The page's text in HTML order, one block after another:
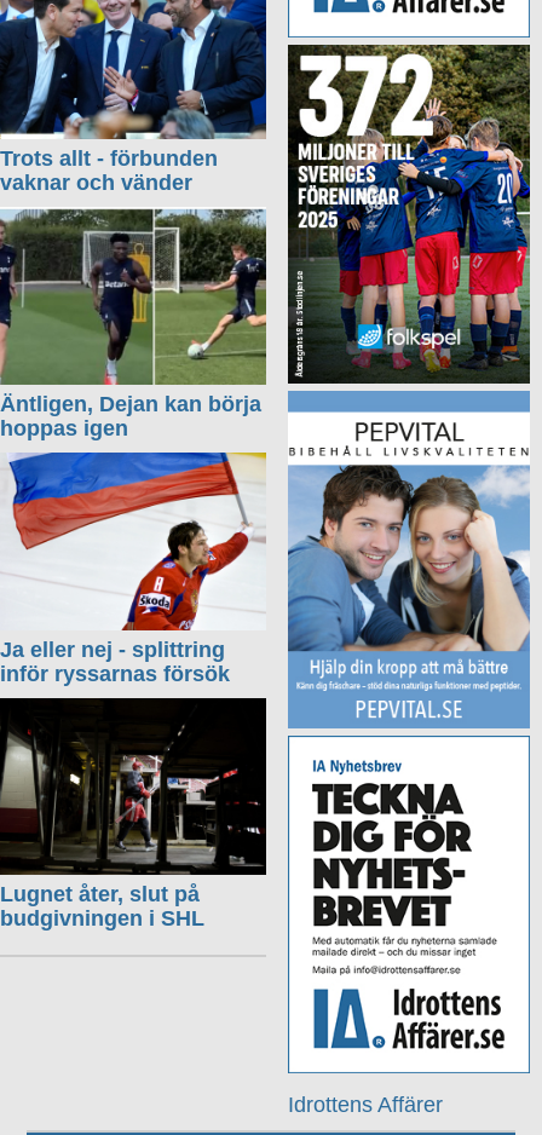
Idrottens Affärer
Trots allt - förbunden
vaknar och vänder
Äntligen, Dejan kan börja
hoppas igen
Ja eller nej - splittring
inför ryssarnas försök
Lugnet åter, slut på
budgivningen i SHL